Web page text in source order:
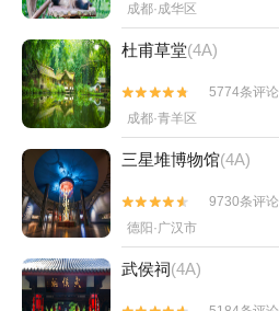
成都·成华区
杜甫草堂(4A)


5774条评论
成都·青羊区
三星堆博物馆(4A)


9730条评论
德阳·广汉市
武侯祠(4A)